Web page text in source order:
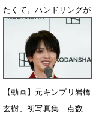
たくて。ハンドリングが
5月16日 13時36分
【動画】元キンプリ岩橋
玄樹、初写真集 点数